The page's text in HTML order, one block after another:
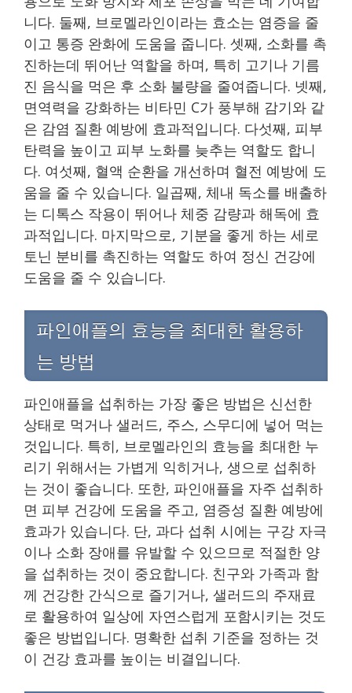
니다. 둘째, 브로멜라인이라는 효소는 염증을 줄
이고 통증 완화에 도움을 줍니다. 셋째, 소화를 촉
진하는데 뛰어난 역할을 하며, 특히 고기나 기름
진 음식을 먹은 후 소화 불량을 줄여줍니다. 넷째,
면역력을 강화하는 비타민 C가 풍부해 감기와 같
은 감염 질환 예방에 효과적입니다. 다섯째, 피부
탄력을 높이고 피부 노화를 늦추는 역할도 합니
다. 여섯째, 혈액 순환을 개선하며 혈전 예방에 도
움을 줄 수 있습니다. 일곱째, 체내 독소를 배출하
는 디톡스 작용이 뛰어나 체중 감량과 해독에 효
과적입니다. 마지막으로, 기분을 좋게 하는 세로
토닌 분비를 촉진하는 역할도 하여 정신 건강에
도움을 줄 수 있습니다.
파인애플의 효능을 최대한 활용하
는 방법
파인애플을 섭취하는 가장 좋은 방법은 신선한
상태로 먹거나 샐러드, 주스, 스무디에 넣어 먹는
것입니다. 특히, 브로멜라인의 효능을 최대한 누
리기 위해서는 가볍게 익히거나, 생으로 섭취하
는 것이 좋습니다. 또한, 파인애플을 자주 섭취하
면 피부 건강에 도움을 주고, 염증성 질환 예방에
효과가 있습니다. 단, 과다 섭취 시에는 구강 자극
이나 소화 장애를 유발할 수 있으므로 적절한 양
을 섭취하는 것이 중요합니다. 친구와 가족과 함
께 건강한 간식으로 즐기거나, 샐러드의 주재료
로 활용하여 일상에 자연스럽게 포함시키는 것도
좋은 방법입니다. 명확한 섭취 기준을 정하는 것
이 건강 효과를 높이는 비결입니다.